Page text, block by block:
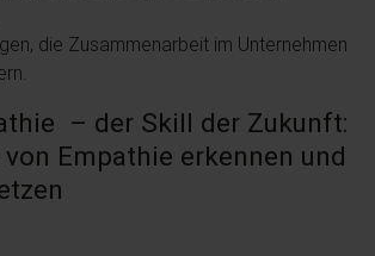
die Zusammenarbeit im Unternehmen
– der Skill der Zukunft:
Empathie erkennen und